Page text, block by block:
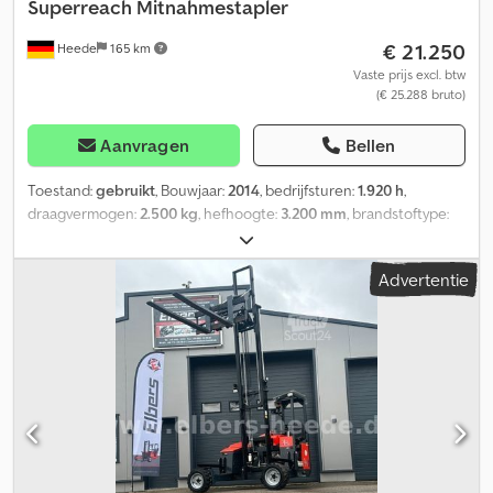
Heede 165 km
Superreach Mitnahmestapler
€ 21.250
Vaste prijs excl. btw
(€ 25.288 bruto)
Aanvragen Bellen
Toestand:gebruikt, Bouwjaar:2014, bedrijfsturen:1.920 h,
draagvermogen:2.500 kg, hefhoogte: 3.200 mm, brandstoftype:
automatisch
hoofdbeschermer, Voertuigbeschrijving: Intern nummer: 812
Dcsdpfevkacbjx Afzek Model: TKL-MC-3x3-4Wege Superreach -
Bouwjaar 2014 - 2,5 ton hefvermogen - 3,2 m hefhoogte -
Vierwielaandrijving - Hydraulische steunpoten - Hydraulische
zijdelingse verstelling - Superreach - Schaar + hydraulisch
uitschuifbare vorken FEM3 RE4-45 1200-900 - LED-verlichting -
Banden, achter lucht 27x10-12, voor 23x8,5-12 - 3-cilinder Yanmar
motor type (3TNV88-BDTE) - Keuring (UVV), indien gewenst nieuw
Momenteel meer dan 150 gebruikte meeneemheftrucks ter
plaatse beschikbaar. Wij stellen graag individueel de juiste
Advertentie